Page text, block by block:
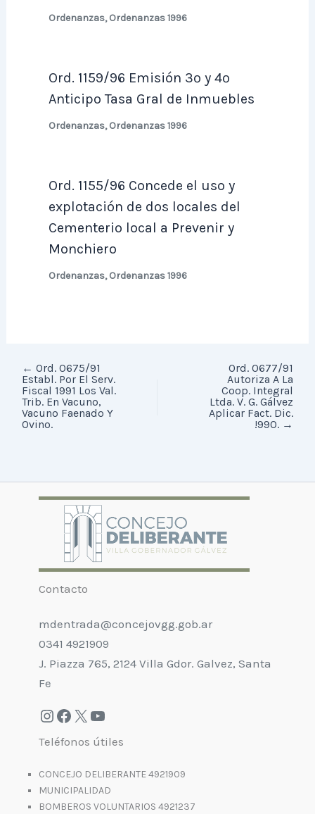
Ordenanzas,Ordenanzas 1996
Ord. 1159/96 Emisión 3º y 4º
Anticipo Tasa Gral de Inmuebles
Ordenanzas,Ordenanzas 1996
Ord. 1155/96 Concede el uso y
explotación de dos locales del
Cementerio local a Prevenir y
Monchiero
Ordenanzas,Ordenanzas 1996
← Ord. 0675/91
Establ. Por El Serv.
Fiscal 1991 Los Val.
Trib. En Vacuno,
Vacuno Faenado Y
Ovino.
Ord. 0677/91
Autoriza A La
Coop. Integral
Ltda. V. G. Gálvez
Aplicar Fact. Dic.
!990. →
Contacto
mdentrada@concejovgg.gob.ar
0341 4921909
J. Piazza 765, 2124 Villa Gdor. Galvez, Santa
Fe
Teléfonos útiles
CONCEJO DELIBERANTE 4921909
MUNICIPALIDAD
BOMBEROS VOLUNTARIOS 4921237